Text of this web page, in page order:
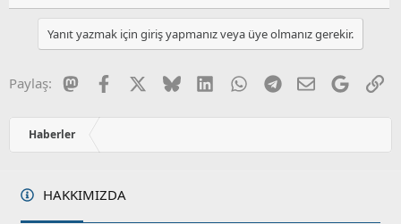
Yanıt yazmak için giriş yapmanız veya üye olmanız gerekir.
Paylaş: MastodonFacebook BlueskyLinkedInWhatsAppTelegram
E-postaGoogle
Haberler
HAKKIMIZDA